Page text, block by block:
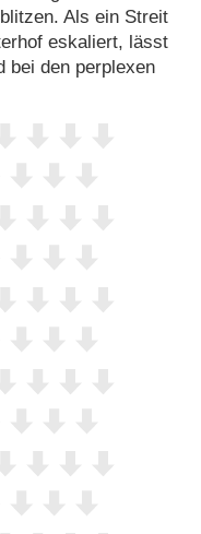
Als ein Streit
eskaliert, lässt
bei den perplexen